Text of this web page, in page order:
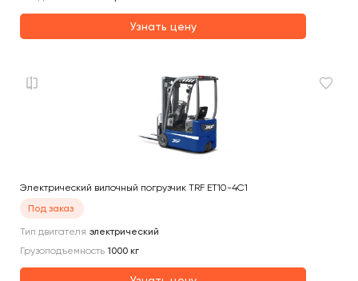
Узнать цену
Электрический вилочный погрузчик TRF ET10-4C1
Под заказ
Тип двигателя электрический
Грузоподъемность 1000 кг